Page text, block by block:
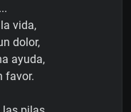
vida,
dolor,
ayuda,
favor.